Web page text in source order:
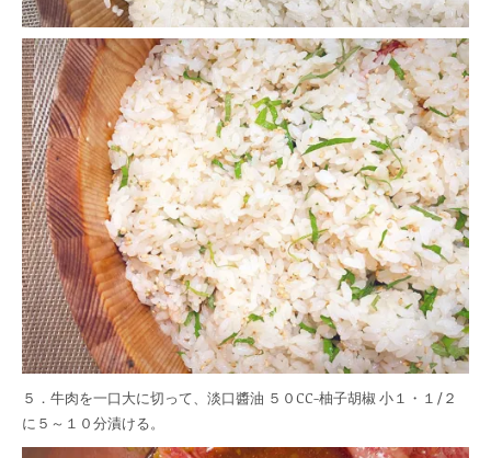
５．牛肉を一口大に切って、淡口醬油 ５０CC-柚子胡椒 小１・１/２
に５～１０分漬ける。